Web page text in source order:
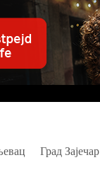
Град Зајечар